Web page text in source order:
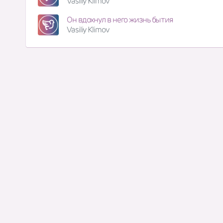
Он вдохнул в него жизнь бытия
Vasiliy Klimov